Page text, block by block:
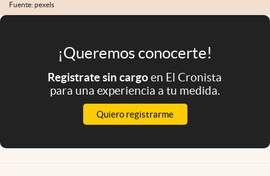
Fuente: pexels
¡Queremos conocerte!
Registrate sin cargoen El Cronista
para una experiencia a tu medida.
Quiero registrarme